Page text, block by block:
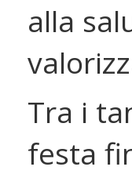
alla
Tra i
festa